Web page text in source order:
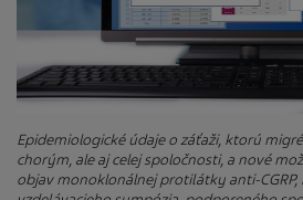
Epidemiologické údaje o záťaži, ktorú
chorým, ale aj celej spoločnosti, a nové
objav monoklonálnej protilátky anti-